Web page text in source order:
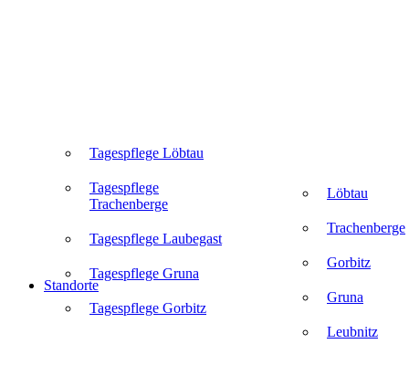
Tagespflege Löbtau
Tagespflege
Trachenberge
Tagespflege Laubegast
Tagespflege Gruna
Tagespflege Gorbitz
Löbtau
Trachenberge
Gorbitz
Gruna
Leubnitz
Standorte